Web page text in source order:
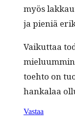
myös
ja pieniä
Vaikut­taa
toe­hto on
han­kalaa
Vastaa